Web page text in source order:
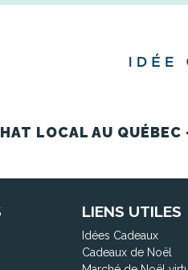
LOCAL AU
LIENS UTILES
Idées Cadeaux
Cadeaux de Noël